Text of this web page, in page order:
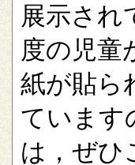
展示され
度の児童
紙が貼ら
ています
は，ぜひ